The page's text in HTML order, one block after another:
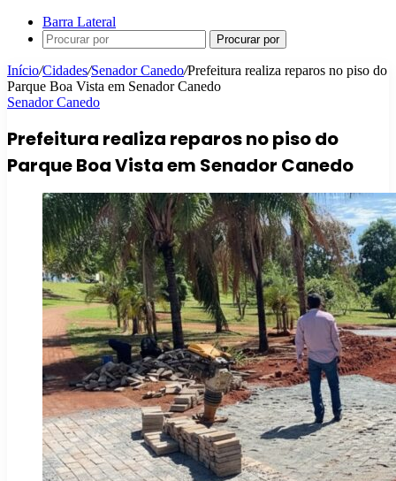
Barra Lateral
Procurar por
Início/Cidades/Senador Canedo/Prefeitura realiza reparos no piso do
Parque Boa Vista em Senador Canedo
Senador Canedo
Prefeitura realiza reparos no piso do
Parque Boa Vista em Senador Canedo